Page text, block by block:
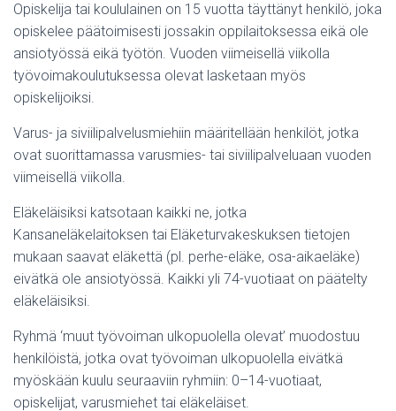
Opiskelija tai koululainen on 15 vuotta täyttänyt henkilö, joka
opiskelee päätoimisesti jossakin oppilaitoksessa eikä ole
ansiotyössä eikä työtön. Vuoden viimeisellä viikolla
työvoimakoulutuksessa olevat lasketaan myös
opiskelijoiksi.
Varus- ja siviilipalvelusmiehiin määritellään henkilöt, jotka
ovat suorittamassa varusmies- tai siviilipalveluaan vuoden
viimeisellä viikolla.
Eläkeläisiksi katsotaan kaikki ne, jotka
Kansaneläkelaitoksen tai Eläketurvakeskuksen tietojen
mukaan saavat eläkettä (pl. perhe-eläke, osa-aikaeläke)
eivätkä ole ansiotyössä. Kaikki yli 74-vuotiaat on päätelty
eläkeläisiksi.
Ryhmä ‘muut työvoiman ulkopuolella olevat’ muodostuu
henkilöistä, jotka ovat työvoiman ulkopuolella eivätkä
myöskään kuulu seuraaviin ryhmiin: 0–14-vuotiaat,
opiskelijat, varusmiehet tai eläkeläiset.